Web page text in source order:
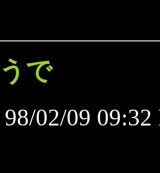
で
02/09